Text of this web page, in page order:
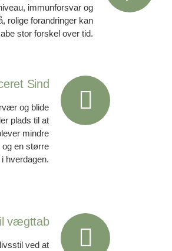
immunforsvar og
rolige forandringer kan
stor forskel over tid.
Sind
og blide
plads til at
mindre
og en større
hverdagen.
vægttab
ved at